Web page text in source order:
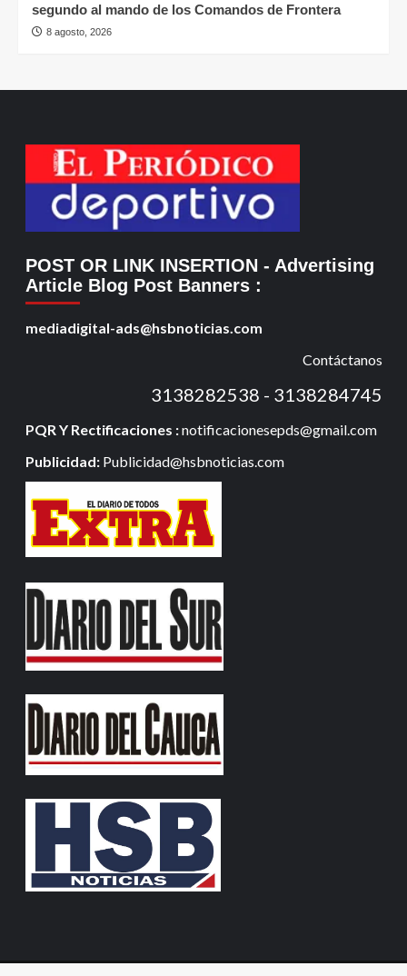
segundo al mando de los Comandos de Frontera
8 agosto, 2026
POST OR LINK INSERTION - Advertising
Article Blog Post Banners :
mediadigital-ads@hsbnoticias.com
Contáctanos
3138282538 - 3138284745
PQR Y Rectificaciones :notificacionesepds@gmail.com
Publicidad: Publicidad@hsbnoticias.com